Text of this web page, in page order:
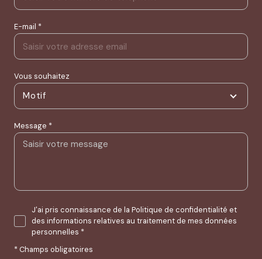
E-mail *
Vous souhaitez
Motif
Message *
J'ai pris connaissance de la Politique de confidentialité et
des informations relatives au traitement de mes données
personnelles *
* Champs obligatoires